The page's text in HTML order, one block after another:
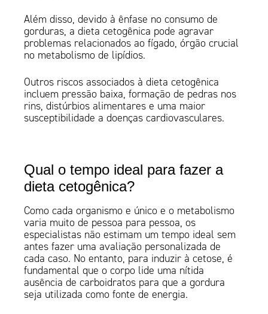
Além disso, devido à ênfase no consumo de
gorduras, a dieta cetogênica pode agravar
problemas relacionados ao fígado, órgão crucial
no metabolismo de lipídios.
Outros riscos associados à dieta cetogênica
incluem pressão baixa, formação de pedras nos
rins, distúrbios alimentares e uma maior
susceptibilidade a doenças cardiovasculares.
Qual o tempo ideal para fazer a
dieta cetogênica?
Como cada organismo e único e o metabolismo
varia muito de pessoa para pessoa, os
especialistas não estimam um tempo ideal sem
antes fazer uma avaliação personalizada de
cada caso. No entanto, para induzir à cetose, é
fundamental que o corpo lide uma nítida
ausência de carboidratos para que a gordura
seja utilizada como fonte de energia.